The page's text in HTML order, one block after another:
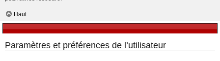
Haut
Paramètres et préférences de l’utilisateur